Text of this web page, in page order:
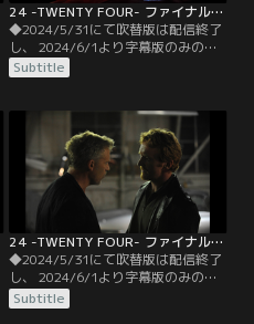
24 -TWENTY FOUR- ファイナル・シーズン 第04話／字幕
◆2024/5/31にて吹替版は配信終了
し、 2024/6/1より字幕版のみの配
信となります。予めご了承くださ
い。◆字幕／第04話 7：00 P.M.-8：
から、彼がロシアマフィアの一員で
ある事が判明する。CTUは以前ロシ
アマフィアに潜入していた捜査官を
情報通として呼び寄せるが…。
Subtitle
24 -TWENTY FOUR- ファイナル・シーズン 第06話／字幕
◆2024/5/31にて吹替版は配信終了
し、 2024/6/1より字幕版のみの配
信となります。予めご了承くださ
い。◆字幕／第06話 9：00
Subtitle